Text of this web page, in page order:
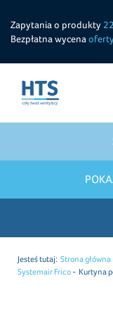
Zapytania o produkty
Bezpłatna wycena
Jesteś tutaj: Strona główna
Systemair Frico
Kurtyna